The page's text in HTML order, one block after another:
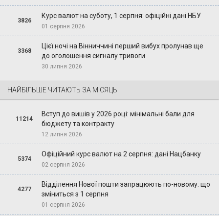
3826
Курс валют на суботу, 1 серпня: офіційні дані НБУ
01 серпня 2026
3368
Цієї ночі на Вінниччині перший вибух пролунав ще
до оголошення сигналу тривоги
30 липня 2026
НАЙБІЛЬШЕ ЧИТАЮТЬ ЗА МІСЯЦЬ
11214
Вступ до вишів у 2026 році: мінімальні бали для
бюджету та контракту
12 липня 2026
5374
Офіційний курс валют на 2 серпня: дані Нацбанку
02 серпня 2026
4277
Відділення Нової пошти запрацюють по-новому: що
зміниться з 1 серпня
01 серпня 2026